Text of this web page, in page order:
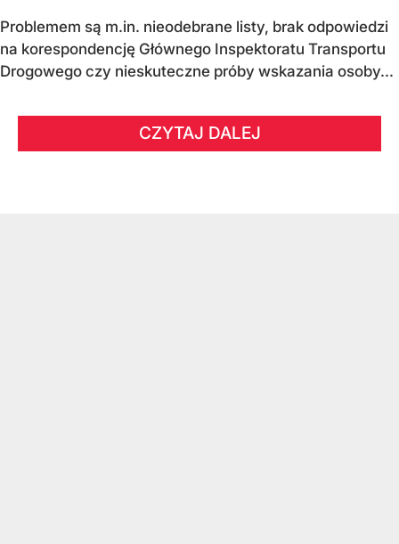
Problemem są m.in. nieodebrane listy, brak odpowiedzi
na korespondencję Głównego Inspektoratu Transportu
Drogowego czy nieskuteczne próby wskazania osoby...
CZYTAJ DALEJ